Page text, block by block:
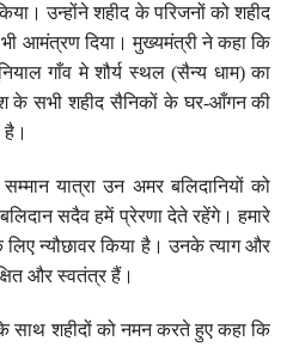
उन्होंने शहीद के परिजनों को शहीद
भी आमंत्रण दिया। मुख्यमंत्री ने कहा कि
गाँव मे शौर्य स्थल (सैन्य धाम) का
के सभी शहीद सैनिकों के घर-आँगन की
है।
यात्रा उन अमर बलिदानियों को
सदैव हमें प्रेरणा देते रहेंगे। हमारे
न्यौछावर किया है। उनके त्याग और
और स्वतंत्र हैं।
साथ शहीदों को नमन करते हुए कहा कि